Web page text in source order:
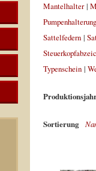
Mantelhalter|
Sattelfedern|
Typenschein|
Sortierung